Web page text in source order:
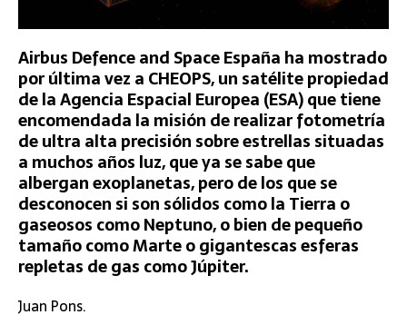
Airbus Defence and Space España ha mostrado
por última vez a CHEOPS, un satélite propiedad
de la Agencia Espacial Europea (ESA) que tiene
encomendada la misión de realizar fotometría
de ultra alta precisión sobre estrellas situadas
a muchos años luz, que ya se sabe que
albergan exoplanetas, pero de los que se
desconocen si son sólidos como la Tierra o
gaseosos como Neptuno, o bien de pequeño
tamaño como Marte o gigantescas esferas
repletas de gas como Júpiter.
Juan Pons.